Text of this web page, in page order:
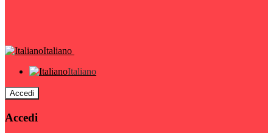
Italiano
Italiano
Accedi
Accedi